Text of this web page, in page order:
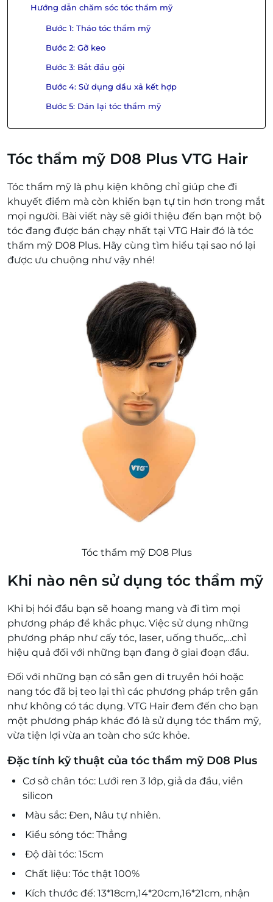
Hướng dẫn chăm sóc tóc thẩm mỹ
Bước 1: Tháo tóc thẩm mỹ
Bước 2: Gỡ keo
Bước 3: Bắt đầu gội
Bước 4: Sử dụng dầu xả kết hợp
Bước 5: Dán lại tóc thẩm mỹ
Tóc thẩm mỹ D08 Plus VTG Hair
Tóc thẩm mỹ là phụ kiện không chỉ giúp che đi
khuyết điểm mà còn khiến bạn tự tin hơn trong mắt
mọi người. Bài viết này sẽ giới thiệu đến bạn một bộ
tóc đang được bán chạy nhất tại VTG Hair đó là tóc
thẩm mỹ D08 Plus. Hãy cùng tìm hiểu tại sao nó lại
được ưu chuộng như vậy nhé!
Tóc thẩm mỹ D08 Plus
Khi nào nên sử dụng tóc thẩm mỹ
Khi bị hói đầu bạn sẽ hoang mang và đi tìm mọi
phương pháp để khắc phục. Việc sử dụng những
phương pháp như cấy tóc, laser, uống thuốc,…chỉ
hiệu quả đối với những bạn đang ở giai đoạn đầu.
Đối với những bạn có sẵn gen di truyền hói hoặc
nang tóc đã bị teo lại thì các phương pháp trên gần
như không có tác dụng. VTG Hair đem đến cho bạn
một phương pháp khác đó là sử dụng tóc thẩm mỹ,
vừa tiện lợi vừa an toàn cho sức khỏe.
Đặc tính kỹ thuật của tóc thẩm mỹ D08 Plus
Cơ sở chân tóc: Lưới ren 3 lớp, giả da đầu, viền
silicon
Màu sắc: Đen, Nâu tự nhiên.
Kiểu sóng tóc: Thẳng
Độ dài tóc: 15cm
Chất liệu: Tóc thật 100%
Kích thước đế: 13*18cm,14*20cm,16*21cm, nhận